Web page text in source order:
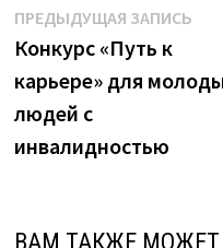
Навигация
по
записям
ПРЕДЫДУЩАЯ ЗАПИСЬ
Конкурс «Путь к
карьере» для
людей с
инвалидностью
ВАМ ТАКЖЕ